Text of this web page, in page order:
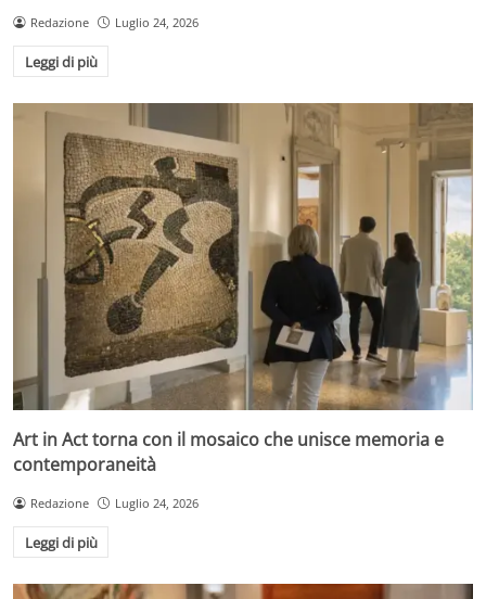
Redazione Luglio 24, 2026
Leggi di più
Art in Act torna con il mosaico che unisce memoria e
contemporaneità
Redazione Luglio 24, 2026
Leggi di più